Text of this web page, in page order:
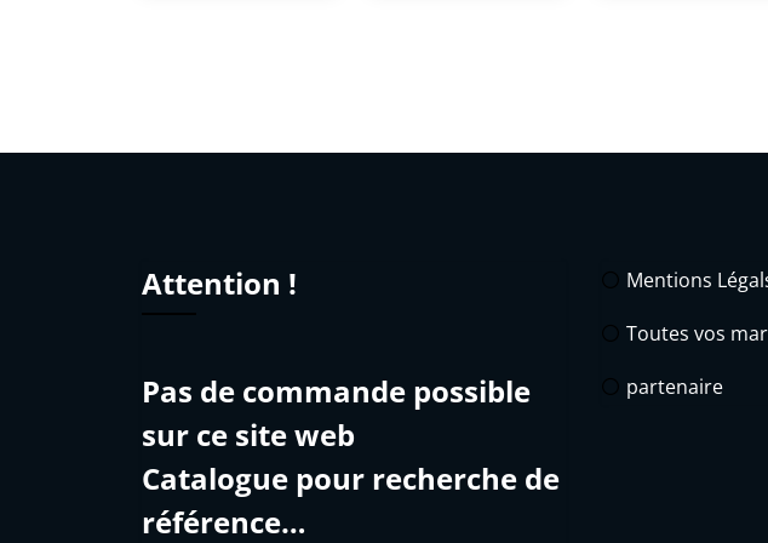
Attention !
Pas de commande possible
sur ce site web
Catalogue pour recherche de
référence…
Mentions
Toutes vos
partenaire